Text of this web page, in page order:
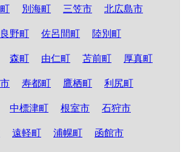
別海町 三笠市 北広島市
野町 佐呂間町 陸別町
森町 由仁町 苫前町 厚真町
寿都町 鷹栖町 利尻町
中標津町 根室市 石狩市
遠軽町 浦幌町 函館市